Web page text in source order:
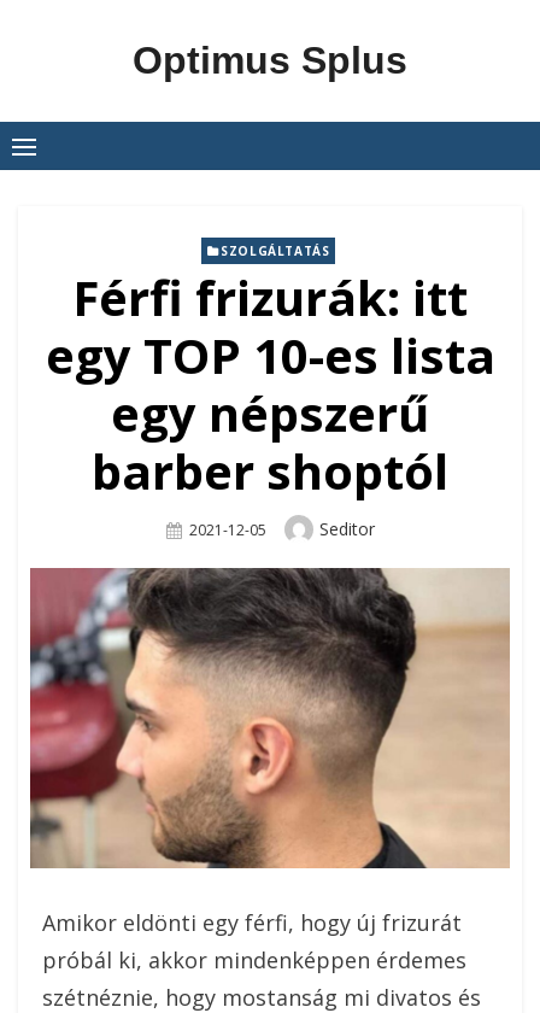
Optimus Splus
SZOLGÁLTATÁS
Férfi frizurák: itt
egy TOP 10-es lista
egy népszerű
barber shoptól
Posted
2021-12-05 Author
Seditor
Amikor eldönti egy férfi, hogy új frizurát
próbál ki, akkor mindenképpen érdemes
szétnéznie, hogy mostanság mi divatos és